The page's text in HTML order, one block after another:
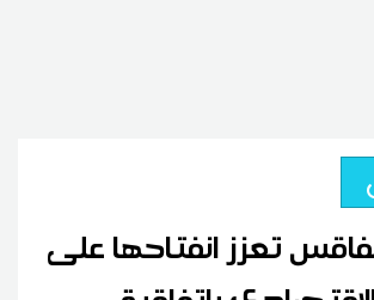
تعزز انفتاحها على